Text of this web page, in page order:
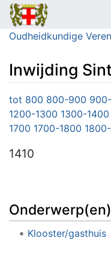
Oudheidkundige
Inwijding
Ga naar: navigatie ,
tot 800 800-900
1200-1300 1300-1400
1700 1700-1800
1410
Onderwerp(en)
Klooster/gasthuis